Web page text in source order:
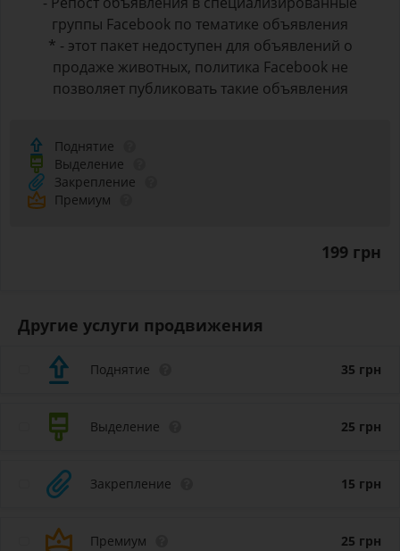
группы Facebook по тематике объявления
* - этот пакет недоступен для объявлений о
продаже животных, политика Facebook не
позволяет публиковать такие объявления
Поднятие
Выделение
Закрепление
Премиум
199 грн
Другие услуги продвижения
Поднятие 35 грн
Выделение 25 грн
Закрепление 15 грн
Премиум 25 грн